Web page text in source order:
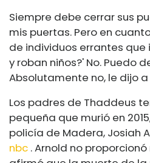
Siempre debe cerrar sus
mis puertas. Pero en
de individuos errantes que
y roban niños?' No. Puedo
Absolutamente no, le dijo a
Los padres de Thaddeus
pequeña que murió en
policía de Madera, Josiah
nbc . Arnold no